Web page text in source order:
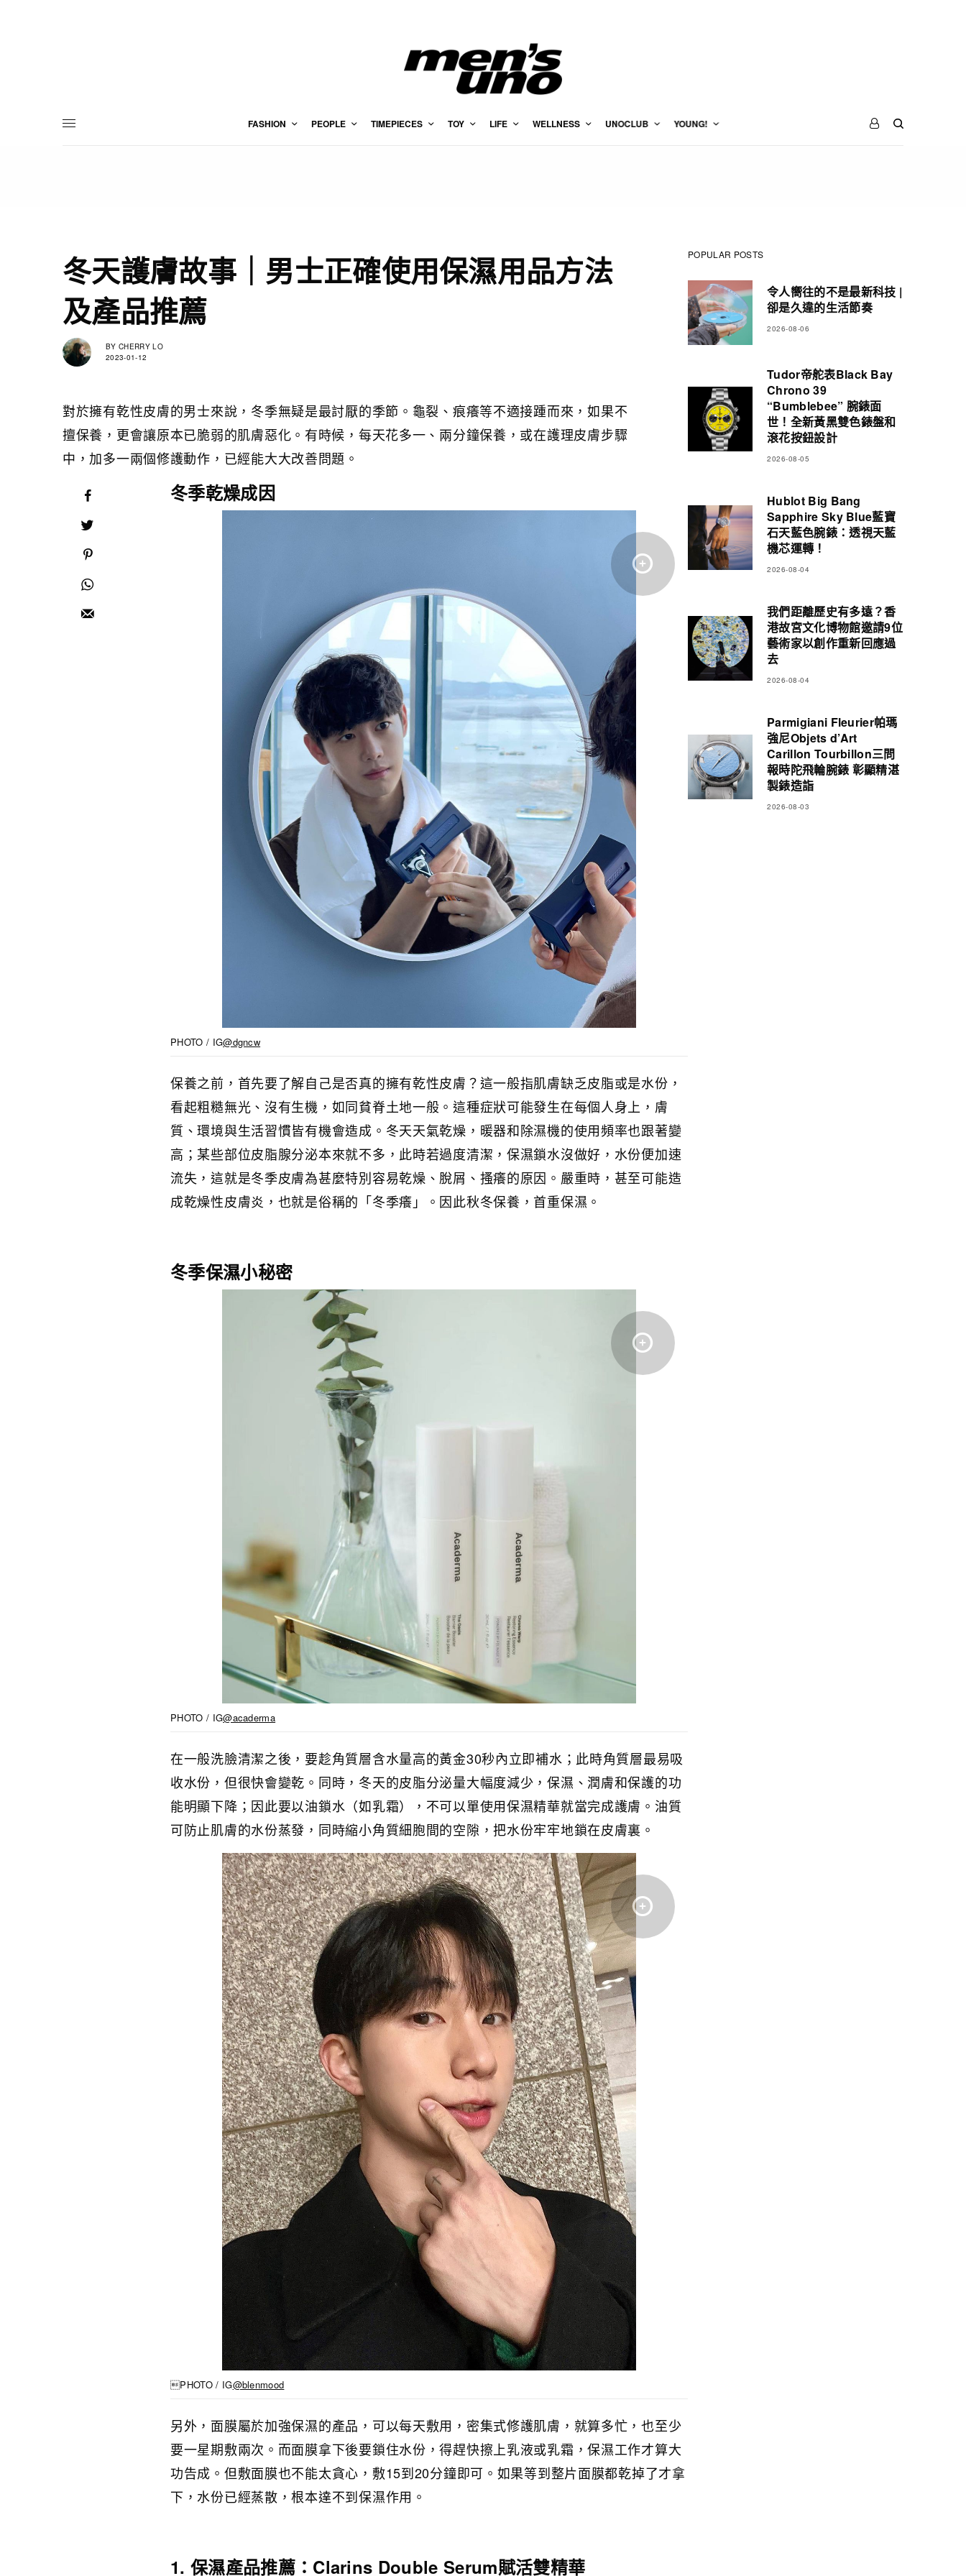
FASHION PEOPLE TIMEPIECES TOY LIFE WELLNESS UNOCLUB YOUNG!
冬天護膚故事｜男士正確使用保濕用品方法
及產品推薦
BY CHERRY LO
2023-01-12
對於擁有乾性皮膚的男士來說，冬季無疑是最討厭的季節。龜裂、痕癢等不適接踵而來，如果不
擅保養，更會讓原本已脆弱的肌膚惡化。有時候，每天花多一、兩分鐘保養，或在護理皮膚步驟
中，加多一兩個修護動作，已經能大大改善問題。
冬季乾燥成因
PHOTO / IG@dgncw
保養之前，首先要了解自己是否真的擁有乾性皮膚？這一般指肌膚缺乏皮脂或是水份，
看起粗糙無光、沒有生機，如同貧脊土地一般。這種症狀可能發生在每個人身上，膚
質、環境與生活習慣皆有機會造成。冬天天氣乾燥，暖器和除濕機的使用頻率也跟著變
高；某些部位皮脂腺分泌本來就不多，此時若過度清潔，保濕鎖水沒做好，水份便加速
流失，這就是冬季皮膚為甚麼特別容易乾燥、脫屑、搔癢的原因。嚴重時，甚至可能造
成乾燥性皮膚炎，也就是俗稱的「冬季癢」。因此秋冬保養，首重保濕。
冬季保濕小秘密
PHOTO / IG@acaderma
在一般洗臉清潔之後，要趁角質層含水量高的黃金30秒內立即補水；此時角質層最易吸
收水份，但很快會變乾。同時，冬天的皮脂分泌量大幅度減少，保濕、潤膚和保護的功
能明顯下降；因此要以油鎖水（如乳霜），不可以單使用保濕精華就當完成護膚。油質
可防止肌膚的水份蒸發，同時縮小角質細胞間的空隙，把水份牢牢地鎖在皮膚裏。
PHOTO / IG@blenmood
另外，面膜屬於加強保濕的產品，可以每天敷用，密集式修護肌膚，就算多忙，也至少
要一星期敷兩次。而面膜拿下後要鎖住水份，得趕快擦上乳液或乳霜，保濕工作才算大
功告成。但敷面膜也不能太貪心，敷15到20分鐘即可。如果等到整片面膜都乾掉了才拿
下，水份已經蒸散，根本達不到保濕作用。
1. 保濕產品推薦：Clarins Double Serum賦活雙精華
POPULAR POSTS
令人嚮往的不是最新科技 |
卻是久違的生活節奏
2026-08-06
Tudor帝舵表Black Bay
Chrono 39
“Bumblebee” 腕錶面
世！全新黃黑雙色錶盤和
滾花按鈕設計
2026-08-05
Hublot Big Bang
Sapphire Sky Blue藍寶
石天藍色腕錶：透視天藍
機芯運轉！
2026-08-04
我們距離歷史有多遠？香
港故宮文化博物館邀請9位
藝術家以創作重新回應過
去
2026-08-04
Parmigiani Fleurier帕瑪
強尼Objets d’Art
Carillon Tourbillon三問
報時陀飛輪腕錶 彰顯精湛
製錶造詣
2026-08-03